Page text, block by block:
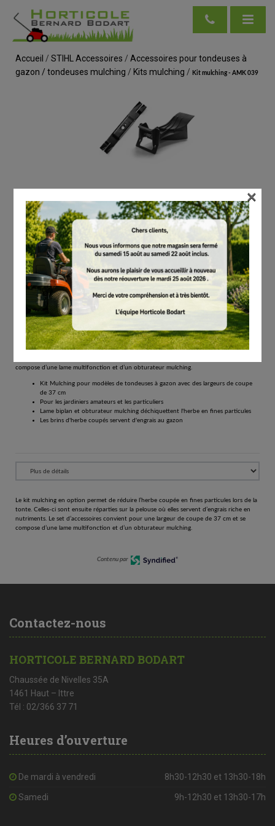
Accueil / STIHL Accessoires / Accessoires pour tondeuses à
gazon / tondeuses mulching / Kits mulching / Kit mulching - AMK 039
STIHL
Kit mulching - AMK 039
# 69090071081
Kits mulching
55.50
Tous les prix comprennent la TVA de 21%.
Réserver
Le kit mulching en option permet de réduire l’herbe coupée en fines particules lors de la
tonte. Celles-ci sont ensuite réparties sur la pelouse où elles servent d’engrais riche en
compose d’une lame multifonction et d’un obturateur mulching.
Kit Mulching pour modèles de tondeuses à gazon avec des largeurs de coupe
de 37 cm
Pour les jardiniers amateurs et les particuliers
Lame biplan et obturateur mulching déchiquettent l'herbe en fines particules
Les brins d'herbe coupés servent d'engrais au gazon
Le kit mulching en option permet de réduire l’herbe coupée en fines particules lors de la
tonte. Celles-ci sont ensuite réparties sur la pelouse où elles servent d’engrais riche en
nutriments. Le set d’accessoires convient pour une largeur de coupe de 37 cm et se
compose d’une lame multifonction et d’un obturateur mulching.
Contenu par
Contactez-nous
HORTICOLE BERNARD BODART
Chaussée de Nivelles 35A
1461 Haut – Ittre
Tél : 02/366 37 71
Heures d’ouverture
De mardi à vendredi 8h30-12h30 et 13h30-18h
Samedi 9h-12h30 et 13h30-17h
×